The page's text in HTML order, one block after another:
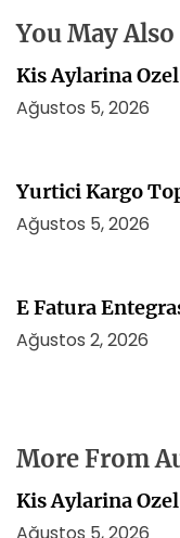
s
i
You May
Kis Aylarina
Ağustos 5, 2026
Yurtici Kargo
Ağustos 5, 2026
E Fatura
Ağustos 2, 2026
More From
Kis Aylarina